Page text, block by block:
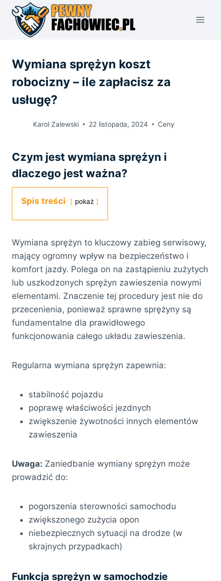
Przejdź
treści
Wymiana sprężyn koszt
robocizny – ile zapłacisz za
usługę?
Karol Zalewski 22 listopada, 2024 Ceny
Czym jest wymiana sprężyn i
dlaczego jest ważna?
Spis treści pokaż
Wymiana sprężyn to kluczowy zabieg serwisowy,
mający ogromny wpływ na bezpieczeństwo i
komfort jazdy. Polega on na zastąpieniu zużytych
lub uszkodzonych sprężyn zawieszenia nowymi
elementami. Znaczenie tej procedury jest nie do
przecenienia, ponieważ sprawne sprężyny są
fundamentalne dla prawidłowego
funkcjonowania całego układu zawieszenia.
Regularna wymiana sprężyn zapewnia:
stabilność pojazdu
poprawę właściwości jezdnych
zwiększenie żywotności innych elementów
zawieszenia
Uwaga: Zaniedbanie wymiany sprężyn może
prowadzić do:
pogorszenia sterowności samochodu
zwiększonego zużycia opon
niebezpiecznych sytuacji na drodze (w
skrajnych przypadkach)
Funkcja sprężyn w samochodzie